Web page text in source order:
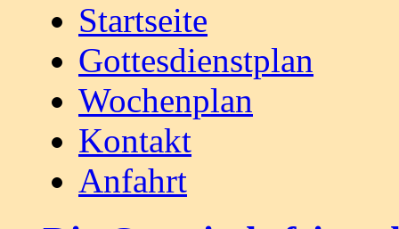
Startseite
Gottesdienstplan
Wochenplan
Kontakt
Anfahrt